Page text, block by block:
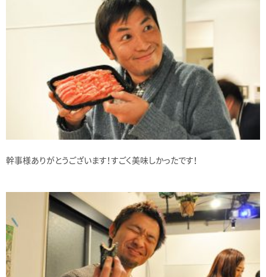
幹事様ありがとうございます！すごく美味しかったです！